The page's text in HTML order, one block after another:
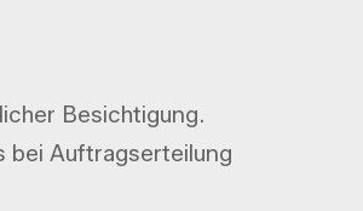
Besichtigung.
bei Auftragserteilung